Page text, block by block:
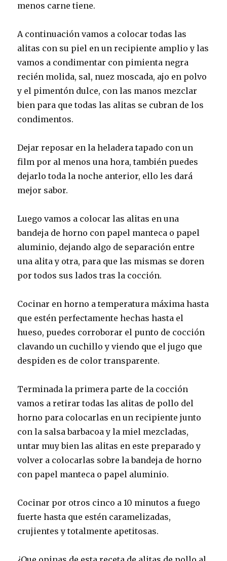
menos carne tiene.
A continuación vamos a colocar todas las
alitas con su piel en un recipiente amplio y las
vamos a condimentar con pimienta negra
recién molida, sal, nuez moscada, ajo en polvo
y el pimentón dulce, con las manos mezclar
bien para que todas las alitas se cubran de los
condimentos.
Dejar reposar en la heladera tapado con un
film por al menos una hora, también puedes
dejarlo toda la noche anterior, ello les dará
mejor sabor.
Luego vamos a colocar las alitas en una
bandeja de horno con papel manteca o papel
aluminio, dejando algo de separación entre
una alita y otra, para que las mismas se doren
por todos sus lados tras la cocción.
Cocinar en horno a temperatura máxima hasta
que estén perfectamente hechas hasta el
hueso, puedes corroborar el punto de cocción
clavando un cuchillo y viendo que el jugo que
despiden es de color transparente.
Terminada la primera parte de la cocción
vamos a retirar todas las alitas de pollo del
horno para colocarlas en un recipiente junto
con la salsa barbacoa y la miel mezcladas,
untar muy bien las alitas en este preparado y
volver a colocarlas sobre la bandeja de horno
con papel manteca o papel aluminio.
Cocinar por otros cinco a 10 minutos a fuego
fuerte hasta que estén caramelizadas,
crujientes y totalmente apetitosas.